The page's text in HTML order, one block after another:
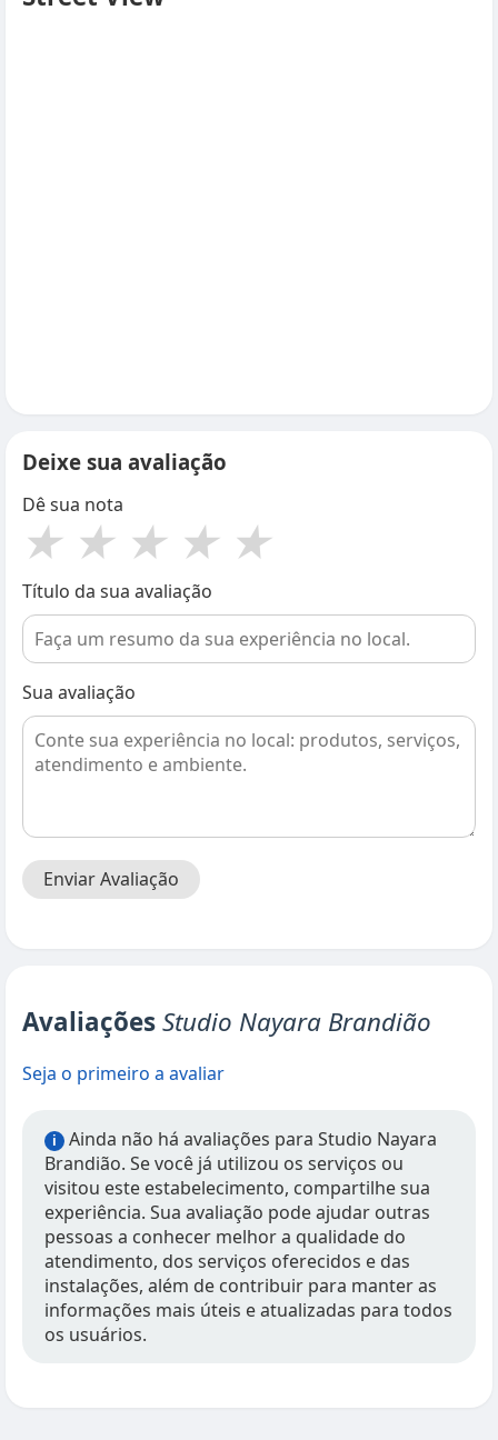
Deixe sua avaliação
Dê sua nota
★ ★ ★ ★ ★
Título da sua avaliação
Sua avaliação
Enviar Avaliação
AvaliaçõesStudio Nayara Brandião
Seja o primeiro a avaliar
i
Ainda não há avaliações para Studio Nayara
Brandião. Se você já utilizou os serviços ou
visitou este estabelecimento, compartilhe sua
experiência. Sua avaliação pode ajudar outras
pessoas a conhecer melhor a qualidade do
atendimento, dos serviços oferecidos e das
instalações, além de contribuir para manter as
informações mais úteis e atualizadas para todos
os usuários.